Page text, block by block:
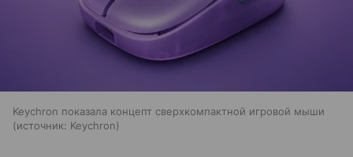
Keychron показала концепт сверхкомпактной игровой мыши
источник: Keychron